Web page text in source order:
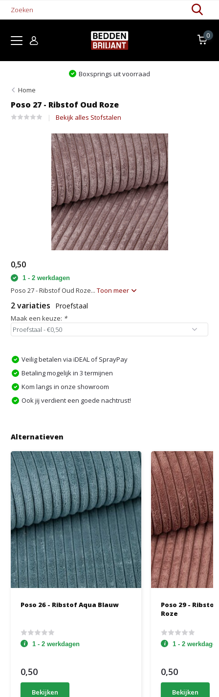
0
Boxsprings uit voorraad
Home
Poso 27 - Ribstof Oud Roze
Bekijk alles Stofstalen
0,50
1 - 2 werkdagen
Poso 27 - Ribstof Oud Roze...Toon meer
2 variaties Proefstaal
Maak een keuze: *
Veilig betalen via iDEAL of SprayPay
Betaling mogelijk in 3 termijnen
Kom langs in onze showroom
Ook jij verdient een goede nachtrust!
Alternatieven
Poso 26 - Ribstof Aqua Blauw
1 - 2 werkdagen
0,50
Bekijken
Poso 29 -
Roze
1 - 2
0,50
Bekijken